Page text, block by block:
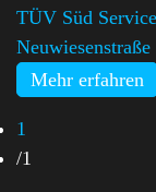
TÜV Süd
Neuwiesenstraße
Mehr erfahren
1
/1